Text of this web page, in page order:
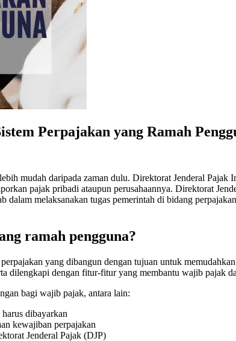
Perpajakan yang Ramah
mudah daripada zaman dulu. Direktorat Jenderal
pajak pribadi ataupun perusahaannya. Direktorat
melaksanakan tugas pemerintah di bidang
ramah pengguna?
yang dibangun dengan tujuan untuk
dilengkapi dengan fitur-fitur yang membantu wajib pajak
bagi wajib pajak, antara lain:
dibayarkan
kewajiban perpajakan
Jenderal Pajak (DJP)